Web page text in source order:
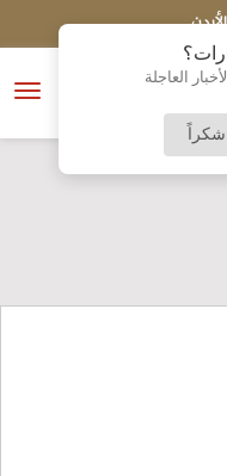
العاجلة
شكراً
فتح
النسخة الكاملة